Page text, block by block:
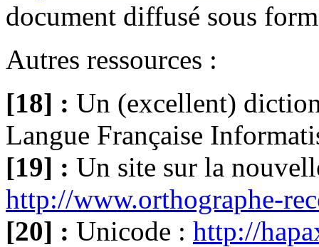
document diffusé sous
Autres ressources :
[18] : Un (excellent)
Langue Française
[19] : Un site sur la
http://www.orthographe-
[20] : Unicode : http://